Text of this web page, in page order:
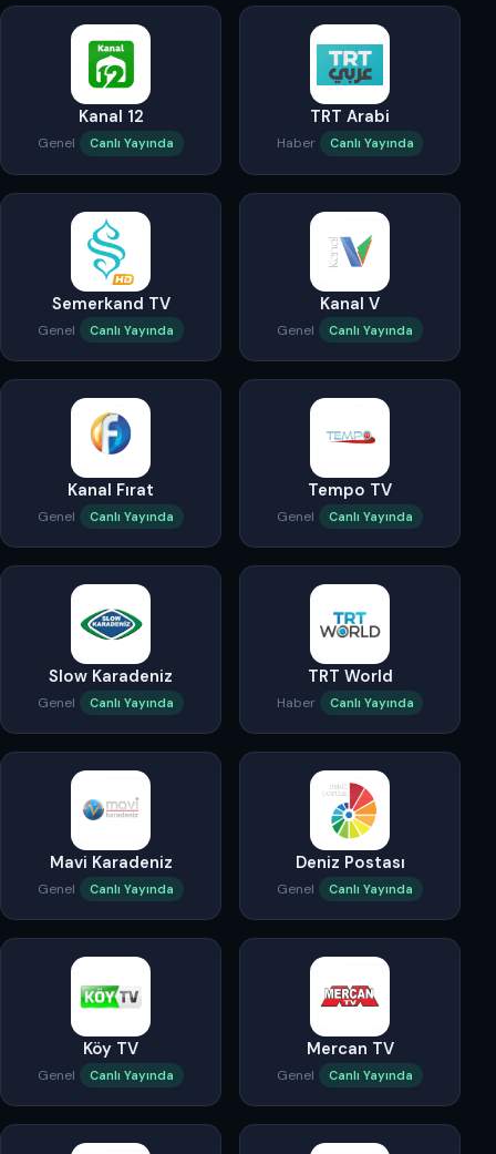
Kanal 12
Genel Canlı Yayında
TRT Arabi
Haber Canlı Yayında
Semerkand TV
Genel Canlı Yayında
Kanal V
Genel Canlı Yayında
Kanal Fırat
Genel Canlı Yayında
Tempo TV
Genel Canlı Yayında
Slow Karadeniz
Genel Canlı Yayında
TRT World
Haber Canlı Yayında
Mavi Karadeniz
Genel Canlı Yayında
Deniz Postası
Genel Canlı Yayında
Köy TV
Genel Canlı Yayında
Mercan TV
Genel Canlı Yayında